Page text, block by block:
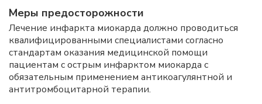
Меры предосторожности
Лечение инфаркта миокарда должно проводиться
квалифицированными специалистами согласно
стандартам оказания медицинской помощи
пациентам с острым инфарктом миокарда с
обязательным применением антикоагулянтной и
антитромбоцитарной терапии.